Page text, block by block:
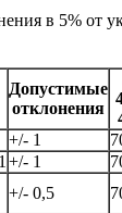
в 5% от
Допустимые
отклонения
+/- 1
+/- 1
+/- 0,5